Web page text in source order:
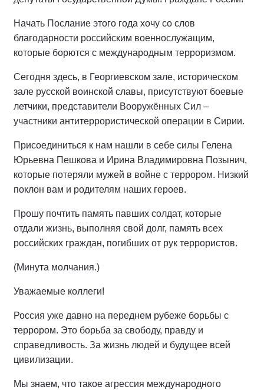
Начать Послание этого года хочу со слов
благодарности российским военнослужащим,
которые борются с международным терроризмом.
Сегодня здесь, в Георгиевском зале, историческом
зале русской воинской славы, присутствуют боевые
летчики, представители Вооружённых Сил –
участники антитеррористической операции в Сирии.
Присоединиться к нам нашли в себе силы Гелена
Юрьевна Пешкова и Ирина Владимировна Позынич,
которые потеряли мужей в войне с террором. Низкий
поклон вам и родителям наших героев.
Прошу почтить память павших солдат, которые
отдали жизнь, выполняя свой долг, память всех
российских граждан, погибших от рук террористов.
(Минута молчания.)
Уважаемые коллеги!
Россия уже давно на переднем рубеже борьбы с
террором. Это борьба за свободу, правду и
справедливость. За жизнь людей и будущее всей
цивилизации.
Мы знаем, что такое агрессия международного